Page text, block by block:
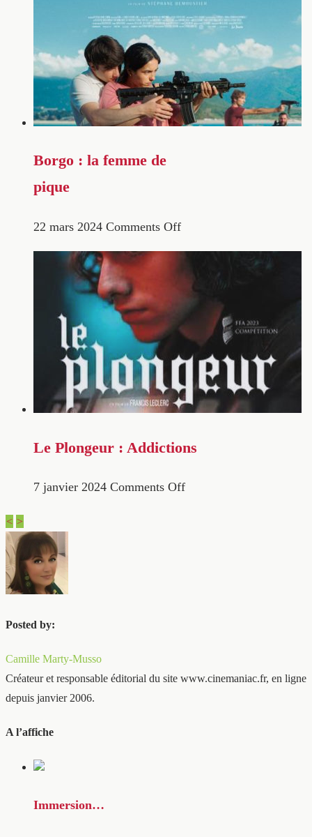
Borgo : la femme de
pique
22 mars 2024 Comments Off
Le Plongeur : Addictions
7 janvier 2024 Comments Off
< >
Posted by:
Camille Marty-Musso
Créateur et responsable éditorial du site www.cinemaniac.fr, en ligne
depuis janvier 2006.
A l’affiche
Immersion…